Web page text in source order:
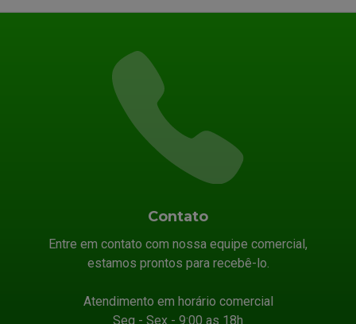
Contato
Entre em contato com nossa equipe comercial,
estamos prontos para recebê-lo.
Atendimento em horário comercial
Seg - Sex - 9:00 as 18h